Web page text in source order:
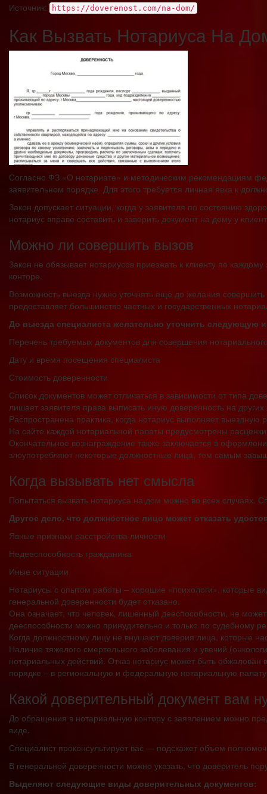
Источник: https://doverenost.com/na-dom/
Как Вызвать Нотариуса На
Согласно ФЗ «О нотариате» и методическим рекомендациям
заявительном порядке. Для этого требуется личная явка к
Закон допускает ситуации, когда у заявителя по состоянию
нотариус вправе составить и заверить документ на дому у
Можно ли совершить вызов
Закон не обязывает нотариусов приезжать к клиенту по
конторе.
Возможность выезда нужно уточнять еще до желания
предоставляет большинство частных и государственных
До выезда специалиста желательно уточнить следующую
Перечень требуемых документов для совершения
Дату и время посещения специалиста
Стоимость доверенности
Список документов может отличаться в зависимости от типа
лишает заявителя права выписать иную доверенность на
Распространена практика, когда нотариус выполняет
На сайте каждой нотариальной палаты предусмотрены
Окончательное вознаграждение также заключается в
злоупотребляют некоторые должностные лица, тем самым
Когда вызывать нет смысла
Попытаться вызвать нотариуса на дом можно во всех случаях.
Другое дело, что должностное лицо может отказать
Явные признаки расстройства личности
Недееспособность гражданина
Иные ситуации
Нотариусы с опытом работы – хорошие «психологи», которые
генеральной доверенности будет отказано.
Она означает, что человек, лишенный дееспособности, не
дееспособности можно принудительно и только по судебному
Когда должностному лицу не внушают доверия лица, которые
Наличие тяжелого смертельного заболевания и увечий
нотариальных действий. Отказ нотариус может быть
порядке – в региональную и федеральную нотариальную
Какой доверительный документ вам
До обращения в нотариальную контору с заявлением можно
виде.
Специалист проконсультирует вас — подскажет объем
В генеральной доверенности можно указать, что доверитель
Выделяют следующие виды доверительных документов: